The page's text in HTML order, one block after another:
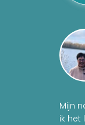
Mijn
ik het